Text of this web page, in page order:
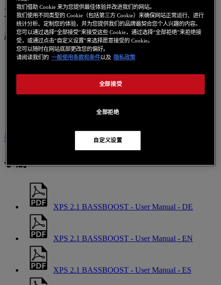
XPS 2.1 BASSBOOST
产品编号 4768183 4769223 4780688
手册
手册
XPS 2.1 BASSBOOST - User Manual - DE
XPS 2.1 BASSBOOST - User Manual - EN
XPS 2.1 BASSBOOST - User Manual - ES
我们借助 Cookie 来为您提供最佳体验并改进我们的网站。
我们使用不同类型的 Cookie（包括第三方 Cookie）来确保网站正常运行、进行
统计分析、定制您的体验，并为您提供我们的品牌最契合您个人兴趣的内容。
您可以通过选择“全部接受”来接受这些 Cookie，通过选择“全部拒绝”来拒绝接
受，或通过点击“自定义设置”来选择愿意接受的 Cookie。
您可以随时在网站底部更改您的偏好。
请阅读我们的 一般使用条款和条件以及 隐私政策
全部拒绝
全部接受
自定义设置